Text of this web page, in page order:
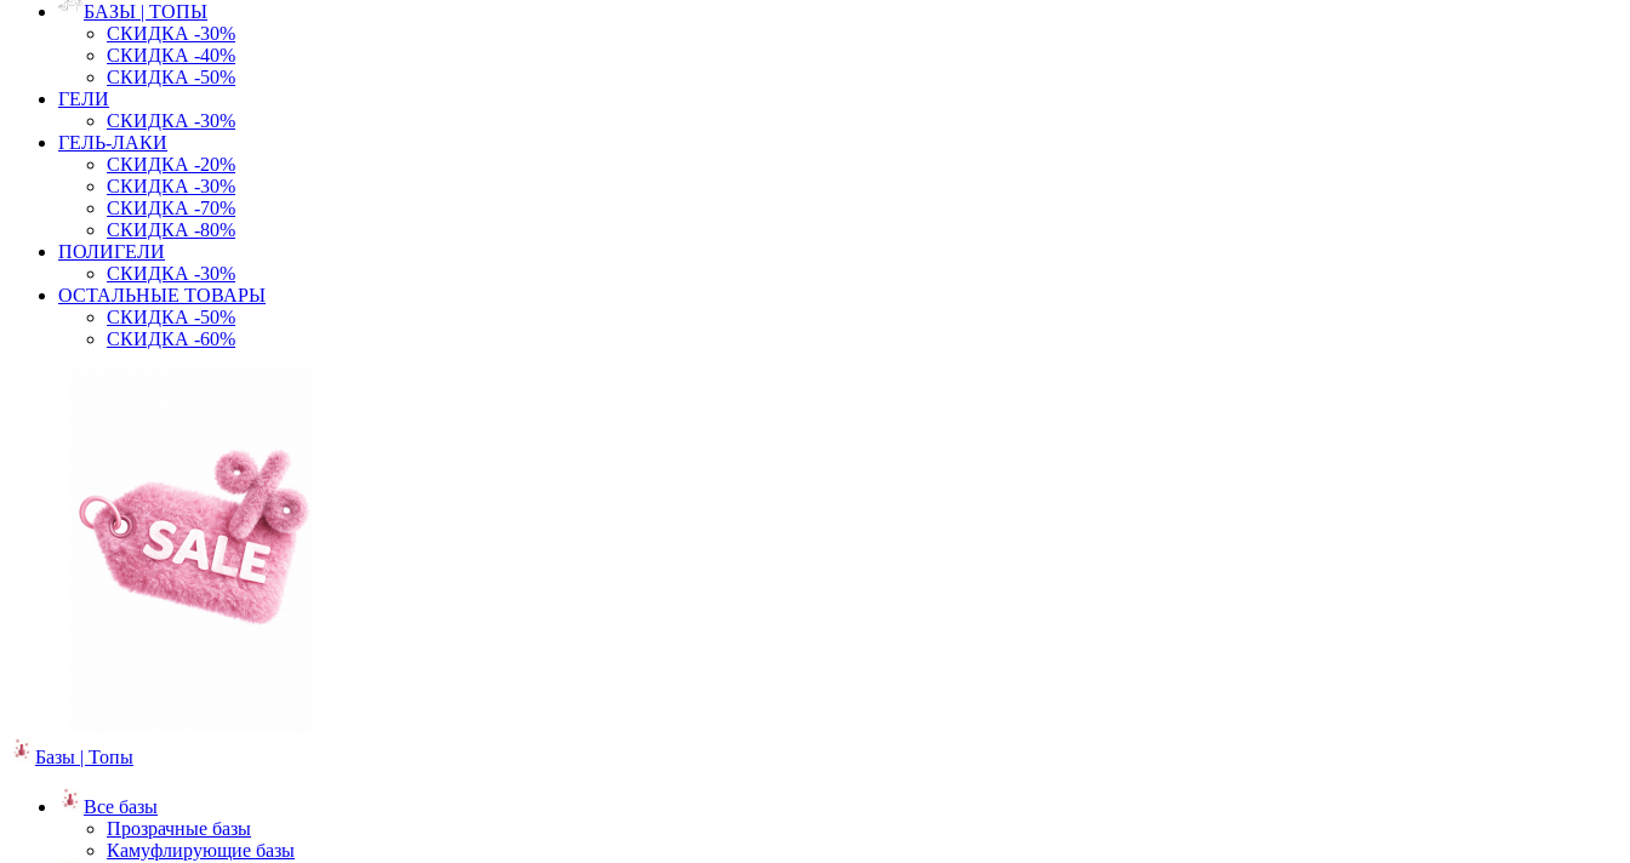
БАЗЫ | ТОПЫ
СКИДКА -30%
СКИДКА -40%
СКИДКА -50%
ГЕЛИ
СКИДКА -30%
ГЕЛЬ-ЛАКИ
СКИДКА -20%
СКИДКА -30%
СКИДКА -70%
СКИДКА -80%
ПОЛИГЕЛИ
СКИДКА -30%
ОСТАЛЬНЫЕ ТОВАРЫ
СКИДКА -50%
СКИДКА -60%
Базы | Топы
Все базы
Прозрачные базы
Камуфлирующие базы